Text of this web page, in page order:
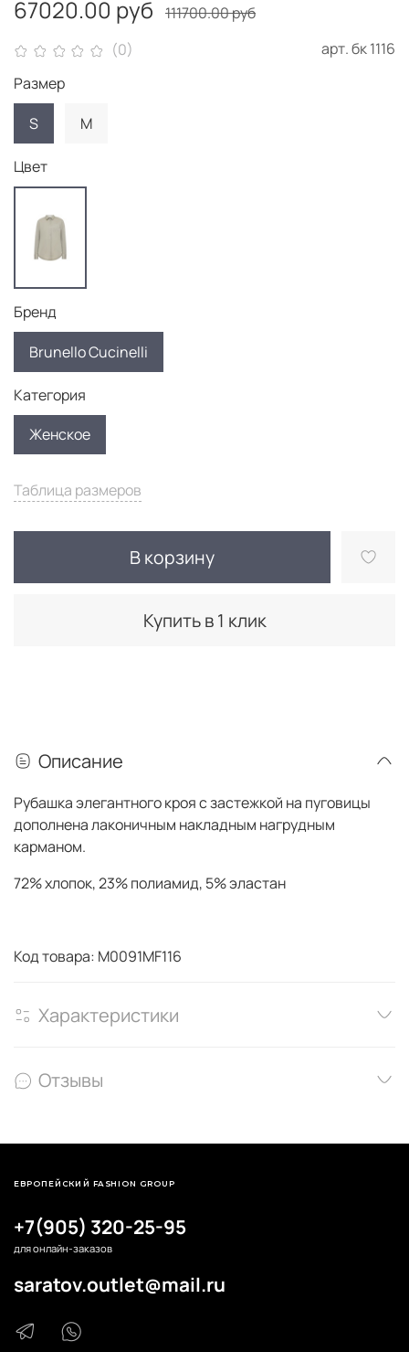
(0) арт.бк 1116
67020.00 руб 111700.00 руб
Таблица размеров
В корзину
Купить в 1 клик
Размер
S
M
Цвет
Бренд
Brunello Cucinelli
Категория
Женское
Описание
Рубашка элегантного кроя с застежкой на пуговицы
дополнена лаконичным накладным нагрудным
карманом.
72% хлопок, 23% полиамид, 5% эластан
Код товара: M0091MF116
Характеристики
Отзывы
+7(905) 320-25-95
для онлайн-заказов
saratov.outlet@mail.ru
ЕВРОПЕЙСКИЙ FASHION GROUP